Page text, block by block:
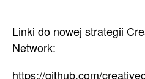
Linki do nowej strategii
Network:
https://github.com/